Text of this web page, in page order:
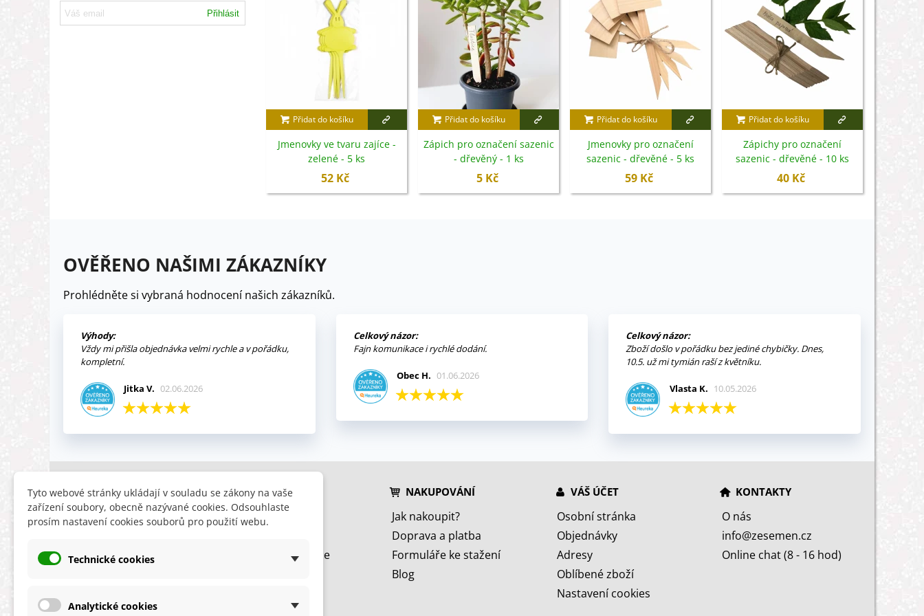
Přihlásit
Přidat do košíku
Jmenovky ve tvaru zajíce -
zelené - 5 ks
52 Kč
Přidat do košíku
Zápich pro označení sazenic
- dřevěný - 1 ks
5 Kč
Přidat do košíku
Jmenovky pro označení
sazenic - dřevěné - 5 ks
59 Kč
Přidat do košíku
Zápichy pro označení
sazenic - dřevěné - 10 ks
40 Kč
OVĚŘENO NAŠIMI ZÁKAZNÍKY
Prohlédněte si vybraná hodnocení našich zákazníků.
Výhody:
Vždy mi přišla objednávka velmi rychle a v pořádku,
kompletní.
Jitka V. 02.06.2026
Celkový názor:
Fajn komunikace i rychlé dodání.
Obec H. 01.06.2026
Celkový názor:
Zboží došlo v pořádku bez jediné chybičky. Dnes,
10.5. už mi tymián raší z květníku.
Vlasta K. 10.05.2026
INFORMACE
Obchodní podmínky
Ochrana osobních údajů
HLEDÁTE
Slevy
Nyní doporučujeme
NAKUPOVÁNÍ
Jak nakoupit?
Doprava a platba
Formuláře ke stažení
Blog
VÁŠ ÚČET
Osobní stránka
Objednávky
Adresy
Oblíbené zboží
Nastavení cookies
KONTAKTY
O nás
info@zesemen.cz
Online chat (8 - 16 hod)
Tyto webové stránky ukládají v souladu se zákony na vaše
zařízení soubory, obecně nazývané cookies. Odsouhlaste
prosím nastavení cookies souborů pro použití webu.
Technické cookies
Analytické cookies